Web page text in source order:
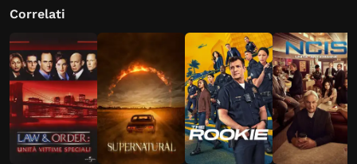
Correlati